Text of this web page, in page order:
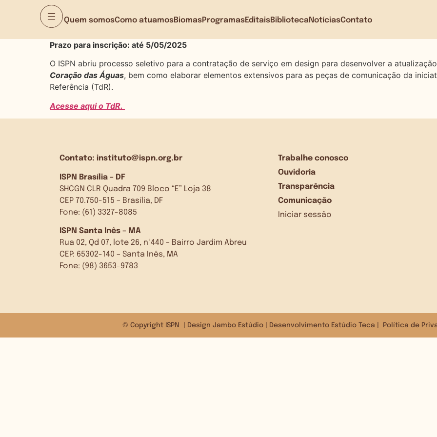
Quem somosComo atuamosBiomasProgramasEditaisBibliotecaNotíciasContato
Prazo para inscrição: até 5/05/2025
O ISPN abriu processo seletivo para a contratação de serviço em design para desenvolver a
Coração das Águas, bem como elaborar elementos extensivos para as peças de comunicação da
Referência (TdR).
Acesse aqui o TdR.
Contato: instituto@ispn.org.br
ISPN Brasília – DF
SHCGN CLR Quadra 709 Bloco “E” Loja 38
CEP 70.750-515 – Brasília, DF
Fone: (61) 3327-8085
ISPN Santa Inês – MA
Rua 02, Qd 07, lote 26, n°440 – Bairro Jardim Abreu
CEP: 65302-140 – Santa Inês, MA
Fone: (98) 3653-9783
Trabalhe conosco
Ouvidoria
Transparência
Comunicação
Iniciar sessão
© Copyright ISPN | Design Jambo Estúdio| Desenvolvimento Estúdio Teca Política de